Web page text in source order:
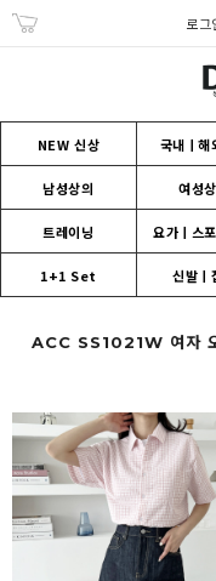
로그
NEW 신상 국내ㅣ해
남성상의 여성
트레이닝 요가ㅣ스
1+1 Set 신발ㅣ
ACC SS1021W 여자